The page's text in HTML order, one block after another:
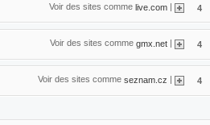
Voir des sites comme live.com | 4
Voir des sites comme gmx.net | 4
Voir des sites comme seznam.cz 4